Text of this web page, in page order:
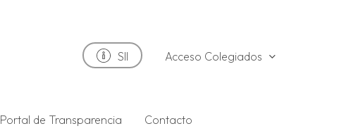
SII Acceso Colegiados
Portal de Transparencia Contacto